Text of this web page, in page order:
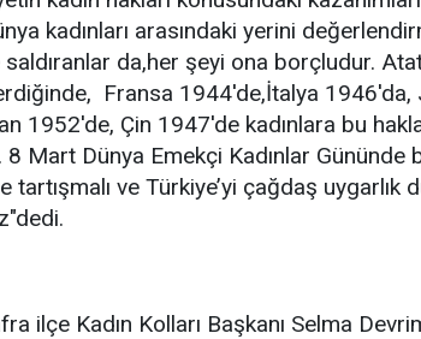
kadınları arasındaki yerini
da,her şeyi ona borçludur.
Fransa 1944'de,İtalya
1952'de, Çin 1947'de kadınlara bu
Mart Dünya Emekçi Kadınlar Gününde
tartışmalı ve Türkiye’yi çağdaş uygarlık
ilçe Kadın Kolları Başkanı Selma